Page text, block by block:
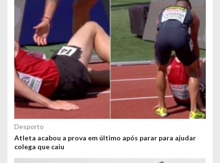
Desporto
Atleta acabou a prova em último após parar para ajudar
colega que caiu